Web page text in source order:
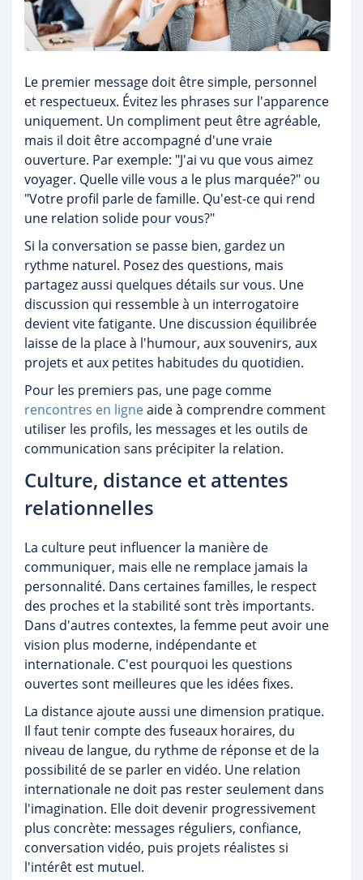
Le premier message doit être simple, personnel
et respectueux. Évitez les phrases sur l'apparence
uniquement. Un compliment peut être agréable,
mais il doit être accompagné d'une vraie
ouverture. Par exemple: "J'ai vu que vous aimez
voyager. Quelle ville vous a le plus marquée?" ou
"Votre profil parle de famille. Qu'est-ce qui rend
une relation solide pour vous?"
Si la conversation se passe bien, gardez un
rythme naturel. Posez des questions, mais
partagez aussi quelques détails sur vous. Une
discussion qui ressemble à un interrogatoire
devient vite fatigante. Une discussion équilibrée
laisse de la place à l'humour, aux souvenirs, aux
projets et aux petites habitudes du quotidien.
Pour les premiers pas, une page comme
rencontres en ligneaide à comprendre comment
utiliser les profils, les messages et les outils de
communication sans précipiter la relation.
Culture, distance et attentes
relationnelles
La culture peut influencer la manière de
communiquer, mais elle ne remplace jamais la
personnalité. Dans certaines familles, le respect
des proches et la stabilité sont très importants.
Dans d'autres contextes, la femme peut avoir une
vision plus moderne, indépendante et
internationale. C'est pourquoi les questions
ouvertes sont meilleures que les idées fixes.
La distance ajoute aussi une dimension pratique.
Il faut tenir compte des fuseaux horaires, du
niveau de langue, du rythme de réponse et de la
possibilité de se parler en vidéo. Une relation
internationale ne doit pas rester seulement dans
l'imagination. Elle doit devenir progressivement
plus concrète: messages réguliers, confiance,
conversation vidéo, puis projets réalistes si
l'intérêt est mutuel.